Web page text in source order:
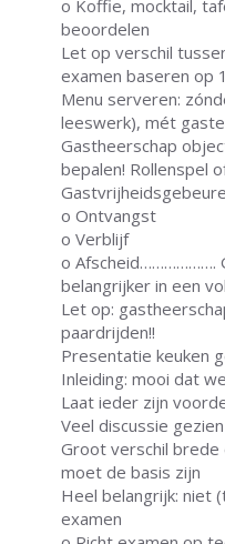
o Koffie, mocktail,
beoordelen
Let op verschil
examen baseren op
Menu serveren:
leeswerk), mét
Gastheerschap
bepalen! Rollenspel
o Ontvangst
o Verblijf
o Afscheid……………….
belangrijker in een
Let op:
paardrijden!!
Presentatie keuken
Inleiding: mooi dat
Laat ieder zijn
Veel discussie
Groot verschil brede
moet de basis zijn
Heel belangrijk: niet
examen